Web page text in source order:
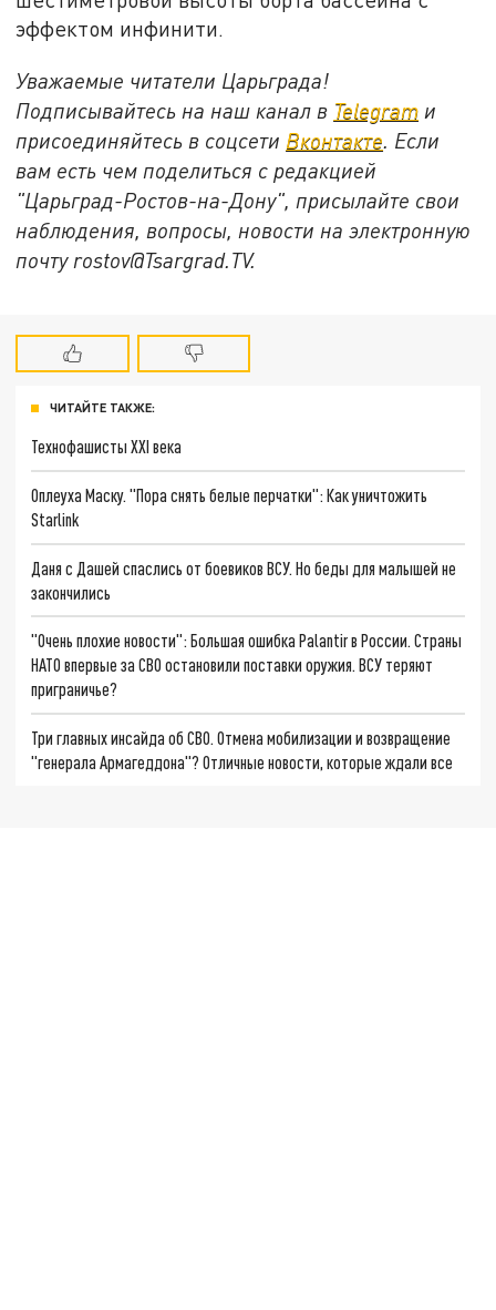
эффектом инфинити.
Уважаемые читатели Царьграда!
Подписывайтесь на наш канал в Telegram и
присоединяйтесь в соцсети Вконтакте . Если
вам есть чем поделиться с редакцией
"Царьград-Ростов-на-Дону", присылайте свои
наблюдения, вопросы, новости на электронную
почту rostov@Tsargrad.ТV.
ЧИТАЙТЕ ТАКЖЕ:
Технофашисты XXI века
Оплеуха Маску. "Пора снять белые перчатки": Как уничтожить
Starlink
Даня с Дашей спаслись от боевиков ВСУ. Но беды для малышей не
закончились
"Очень плохие новости": Большая ошибка Palantir в России. Страны
НАТО впервые за СВО остановили поставки оружия. ВСУ теряют
приграничье?
Три главных инсайда об СВО. Отмена мобилизации и возвращение
"генерала Армагеддона"? Отличные новости, которые ждали все